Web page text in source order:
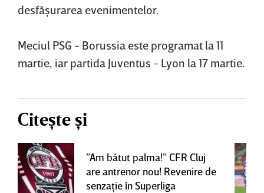
desfăşurarea evenimentelor.
Meciul PSG - Borussia este programat la 11
martie, iar partida Juventus - Lyon la 17 martie.
Citește și
”Am bătut palma!” CFR Cluj
are antrenor nou! Revenire de
senzaţie în Superliga